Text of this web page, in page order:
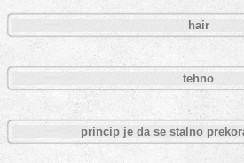
hair
tehno
princip je da se stalno